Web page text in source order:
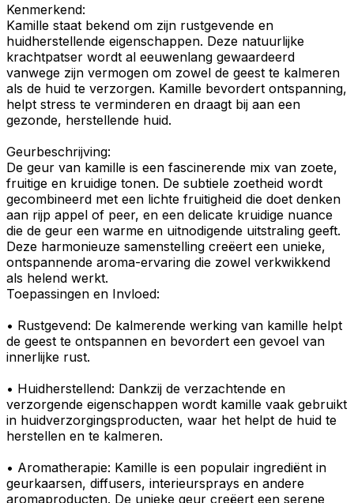
Kenmerkend:
Kamille staat bekend om zijn rustgevende en
huidherstellende eigenschappen. Deze natuurlijke
krachtpatser wordt al eeuwenlang gewaardeerd
vanwege zijn vermogen om zowel de geest te kalmeren
als de huid te verzorgen. Kamille bevordert ontspanning,
helpt stress te verminderen en draagt bij aan een
gezonde, herstellende huid.
Geurbeschrijving:
De geur van kamille is een fascinerende mix van zoete,
fruitige en kruidige tonen. De subtiele zoetheid wordt
gecombineerd met een lichte fruitigheid die doet denken
aan rijp appel of peer, en een delicate kruidige nuance
die de geur een warme en uitnodigende uitstraling geeft.
Deze harmonieuze samenstelling creëert een unieke,
ontspannende aroma-ervaring die zowel verkwikkend
als helend werkt.
Toepassingen en Invloed:
• Rustgevend: De kalmerende werking van kamille helpt
de geest te ontspannen en bevordert een gevoel van
innerlijke rust.
• Huidherstellend: Dankzij de verzachtende en
verzorgende eigenschappen wordt kamille vaak gebruikt
in huidverzorgingsproducten, waar het helpt de huid te
herstellen en te kalmeren.
• Aromatherapie: Kamille is een populair ingrediënt in
geurkaarsen, diffusers, interieursprays en andere
aromaproducten. De unieke geur creëert een serene